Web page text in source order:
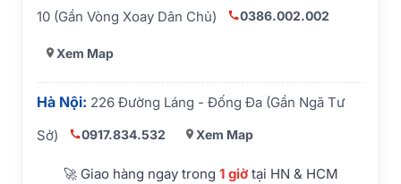
10 (Gần Vòng Xoay Dân Chủ)
0386.002.002
Xem Map
Hà Nội: 226 Đường Láng - Đống Đa (Gần Ngã Tư
Sở)
0917.834.532 Xem Map
🚀 Giao hàng ngay trong 1 giờtại HN & HCM